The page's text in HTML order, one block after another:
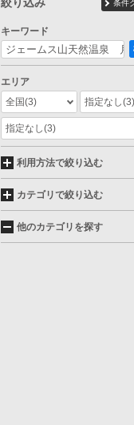
条件
キーワード
エリア
全国(3) 指定なし(3)
指定なし(3)
利用方法で絞り込む
カテゴリで絞り込む
他のカテゴリを探す